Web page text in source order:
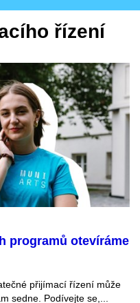
řízení
programů otevíráme
přijímací řízení může
sedne. Podívejte se,...